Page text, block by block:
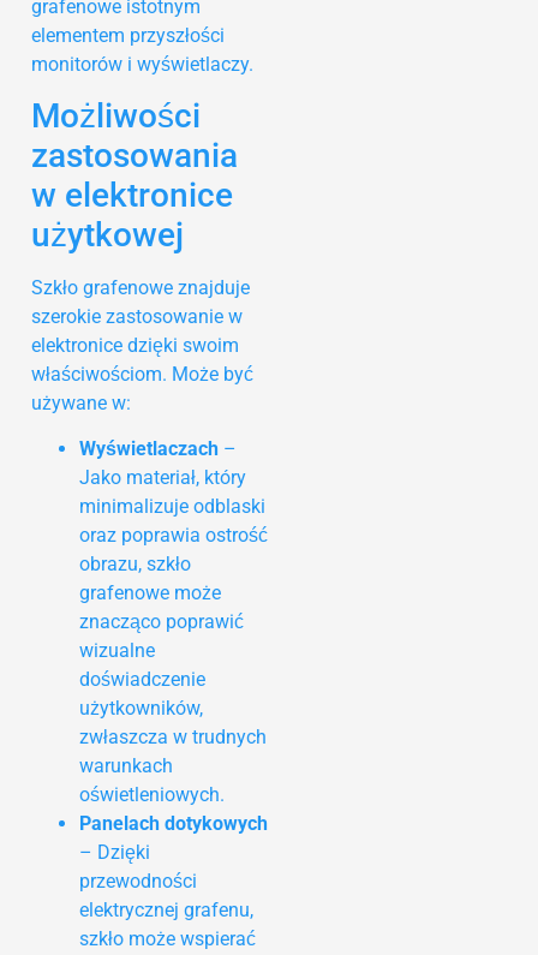
grafenowe istotnym
elementem przyszłości
monitorów i wyświetlaczy.
Możliwości
zastosowania
w elektronice
użytkowej
Szkło grafenowe znajduje
szerokie zastosowanie w
elektronice dzięki swoim
właściwościom. Może być
używane w:
Wyświetlaczach –
Jako materiał, który
minimalizuje odblaski
oraz poprawia ostrość
obrazu, szkło
grafenowe może
znacząco poprawić
wizualne
doświadczenie
użytkowników,
zwłaszcza w trudnych
warunkach
oświetleniowych.
Panelach dotykowych
– Dzięki
przewodności
elektrycznej grafenu,
szkło może wspierać